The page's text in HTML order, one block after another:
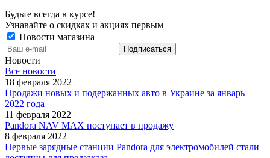
Будьте всегда в курсе!
Узнавайте о скидках и акциях первым
Новости магазина
Новости
Все новости
18 февраля 2022
Продажи новых и подержанных авто в Украине за январь
2022 года
11 февраля 2022
Pandora NAV MAX поступает в продажу
8 февраля 2022
Первые зарядные станции Pandora для электромобилей стали